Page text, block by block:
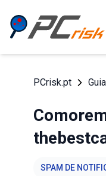
PCrisk.pt
SPAM DE